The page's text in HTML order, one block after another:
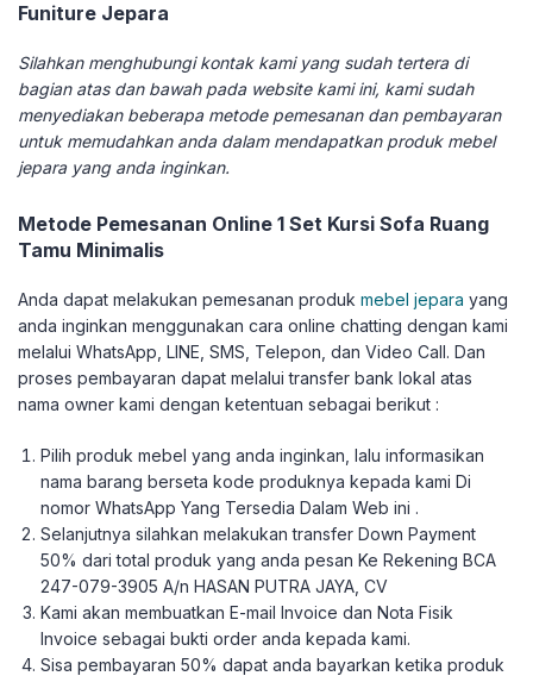
Funiture Jepara
Silahkan menghubungi kontak kami yang sudah tertera di
bagian atas dan bawah pada website kami ini, kami sudah
menyediakan beberapa metode pemesanan dan pembayaran
untuk memudahkan anda dalam mendapatkan produk mebel
jepara yang anda inginkan.
Metode Pemesanan Online 1 Set Kursi Sofa Ruang
Tamu Minimalis
Anda dapat melakukan pemesanan produk mebel jepara yang
anda inginkan menggunakan cara online chatting dengan kami
melalui WhatsApp, LINE, SMS, Telepon, dan Video Call. Dan
proses pembayaran dapat melalui transfer bank lokal atas
nama owner kami dengan ketentuan sebagai berikut :
Pilih produk mebel yang anda inginkan, lalu informasikan
nama barang berseta kode produknya kepada kami Di
nomor WhatsApp Yang Tersedia Dalam Web ini .
Selanjutnya silahkan melakukan transfer Down Payment
50% dari total produk yang anda pesan Ke Rekening BCA
247-079-3905 A/n HASAN PUTRA JAYA, CV
Kami akan membuatkan E-mail Invoice dan Nota Fisik
Invoice sebagai bukti order anda kepada kami.
Sisa pembayaran 50% dapat anda bayarkan ketika produk